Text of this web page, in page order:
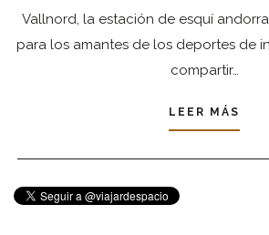
Vallnord, la estación de esquí
para los amantes de los deportes de
compartir…
LEER MÁS